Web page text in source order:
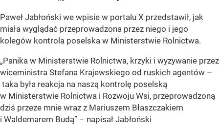
Paweł Jabłoński we wpisie w portalu X przedstawił, jak
miała wyglądać przeprowadzona przez niego i jego
kolegów kontrola poselska w Ministerstwie Rolnictwa.
„Panika w Ministerstwie Rolnictwa, krzyki i wyzywanie przez
wiceministra Stefana Krajewskiego od ruskich agentów –
taka była reakcja na naszą kontrolę poselską
w Ministerstwie Rolnictwa i Rozwoju Wsi, przeprowadzoną
dziś przeze mnie wraz z Mariuszem Błaszczakiem
i Waldemarem Budą” – napisał Jabłoński